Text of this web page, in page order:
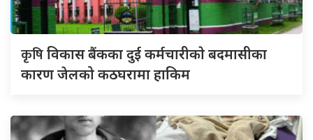
कृषिविकास बैंकका दुई कर्मचारीकाे बदमासीका
कारण जेलको कठघरामा हाकिम